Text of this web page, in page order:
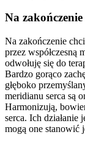
Na zakończenie
Na zakończenie
przez współczesną
odwołuję się do
Bardzo gorąco
głęboko
meridianu serca są
Harmonizują,
serca. Ich działanie
mogą one stanowić